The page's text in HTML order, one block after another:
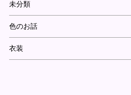
未分類
色のお話
衣装